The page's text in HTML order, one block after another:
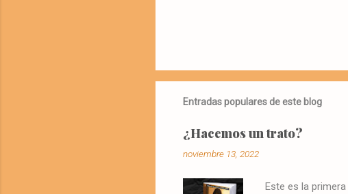
Entradas populares de este blog
¿Hacemos un trato?
noviembre 13, 2022
Este es la